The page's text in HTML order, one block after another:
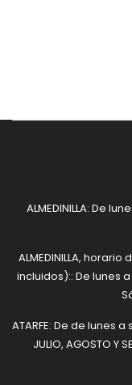
ALMEDINILLA: De
ALMEDINILLA,
incluidos):: De lunes a
ATARFE: De de lunes a
JULIO, AGOSTO Y